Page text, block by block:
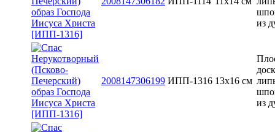
из
2008147306199 ИПП-1316 13x16 см
из